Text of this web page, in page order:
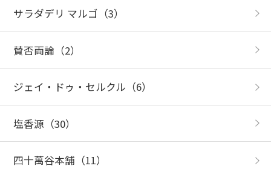
サラダデリ マルゴ （3）
賛否両論 （2）
ジェイ・ドゥ・セルクル （6）
塩香源 （30）
四十萬谷本舗 （11）